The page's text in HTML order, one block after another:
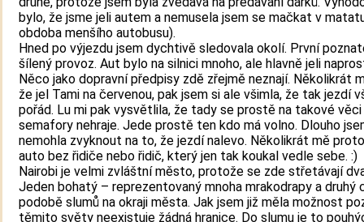
bylo, že jsme jeli autem a nemusela jsem se mačkat v
obdoba menšího autobusu).
Hned po výjezdu jsem dychtivě sledovala okolí. První
šílený provoz. Aut bylo na silnici mnoho, ale hlavně jeli
Něco jako dopravní předpisy zdě zřejmě neznají. Několikrát
že jel Tami na červenou, pak jsem si ale všimla, že tak jezdí
pořád. Lu mi pak vysvětlila, že tady se prostě na takové věci
semafory nehraje. Jede prostě ten kdo má volno. Dlouho
nemohla zvyknout na to, že jezdí nalevo. Několikrát mě
auto bez řidiče nebo řidič, který jen tak koukal vedle sebe. :)
Nairobi je velmi zvláštní město, protože se zde střetávají
Jeden bohatý – reprezentovaný mnoha mrakodrapy a druhý
podobě slumů na okraji města. Jak jsem již měla možnost
těmito světy neexistuje žádná hranice. Do slumu je to